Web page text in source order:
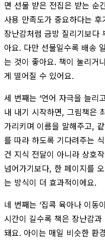
면 선물 받은 전집은 받는 순
사용 만족도가 중요하다는
장난감처럼 금방 질리기보다
아요. 다만 선물일수록 배송
는 것이 좋아요. 책이 눌리거
게 떨어질 수 있어요.
세 번째는 ‘언어 자극을 늘리
내 내기 시작하면, 그림책은
가리키며 이름을 말해주고,
를 따라 하도록 기다려주는
건 지식 전달이 아니라 상호
넘어가기보다, 한 페이지를
는 방식이 더 효과적이에요.
네 번째는 ‘집콕 육아나 이동
시간이 길수록 책은 장난감
돼요. 아이는 매일 비슷한 환